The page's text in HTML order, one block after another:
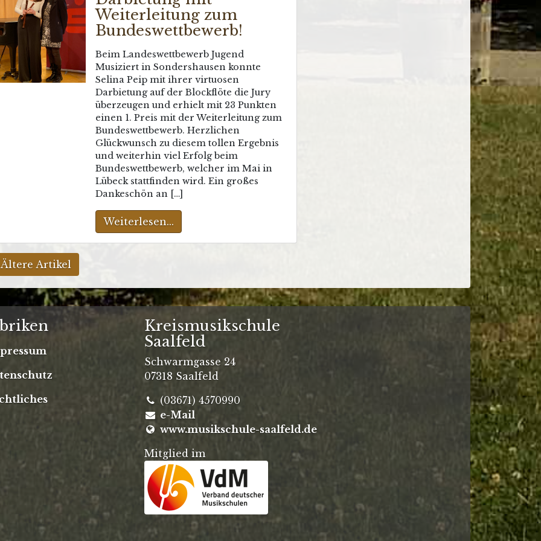
Weiterleitung zum
Bundeswettbewerb!
Beim Landeswettbewerb Jugend
Musiziert in Sondershausen konnte
Selina Peip mit ihrer virtuosen
Darbietung auf der Blockflöte die Jury
überzeugen und erhielt mit 23 Punkten
einen 1. Preis mit der Weiterleitung zum
Bundeswettbewerb. Herzlichen
Glückwunsch zu diesem tollen Ergebnis
und weiterhin viel Erfolg beim
Bundeswettbewerb, welcher im Mai in
Lübeck stattfinden wird. Ein großes
Dankeschön an […]
Weiterlesen...
Ältere Artikel
Kreismusikschule
Saalfeld
Schwarmgasse 24
07318 Saalfeld
(03671) 4570990
e-Mail
www.musikschule-saalfeld.de
Mitglied im